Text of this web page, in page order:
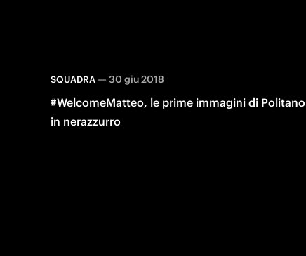
SQUADRA— 30 giu 2018
#WelcomeMatteo, le prime immagini di Politano
in nerazzurro